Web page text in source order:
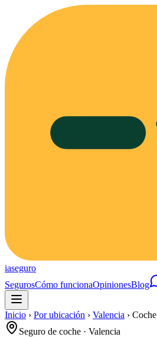
iaseguro
SegurosCómo funcionaOpinionesBlog
Inicio › Por ubicación › Valencia › Coche
Seguro de coche · Valencia